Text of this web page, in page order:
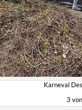
Karneval
3